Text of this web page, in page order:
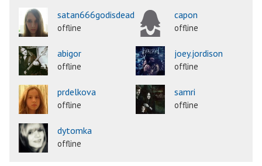
satan666godisdead
offline
capon
offline
abigor
offline
joey.jordison
offline
prdelkova
offline
samri
offline
dytomka
offline